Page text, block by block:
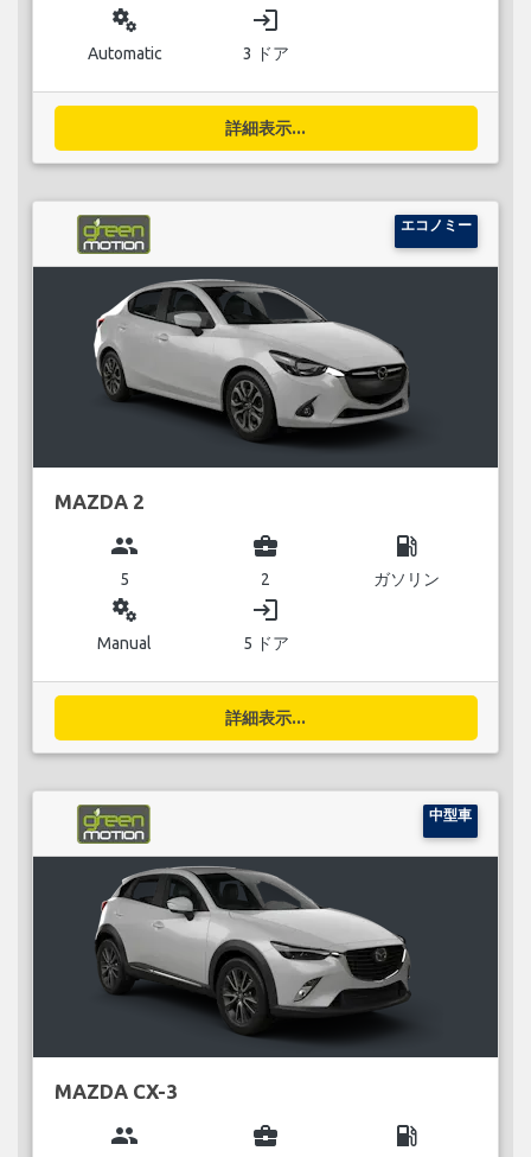
miscellaneous_services
Automatic
login
3 ドア
詳細表示...
エコノミー
MAZDA 2
group
5
business_center
2
local_gas_station
ガソリン
miscellaneous_services
Manual
login
5 ドア
詳細表示...
中型車
MAZDA CX-3
group business_center local_gas_station